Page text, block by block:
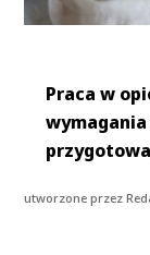
Praca w
utworzone przez